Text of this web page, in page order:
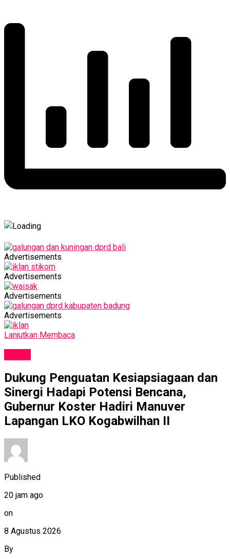
Advertisements
Advertisements
Advertisements
Advertisements
Lanjutkan Membaca
Dukung Penguatan Kesiapsiagaan dan
Sinergi Hadapi Potensi Bencana,
Gubernur Koster Hadiri Manuver
Lapangan LKO Kogabwilhan II
Published
20 jam ago
on
8 Agustus 2026
By